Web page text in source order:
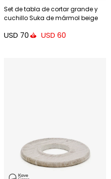
Set de tabla de cortar grande y
cuchillo Suka de mármol beige
USD 70 USD 60